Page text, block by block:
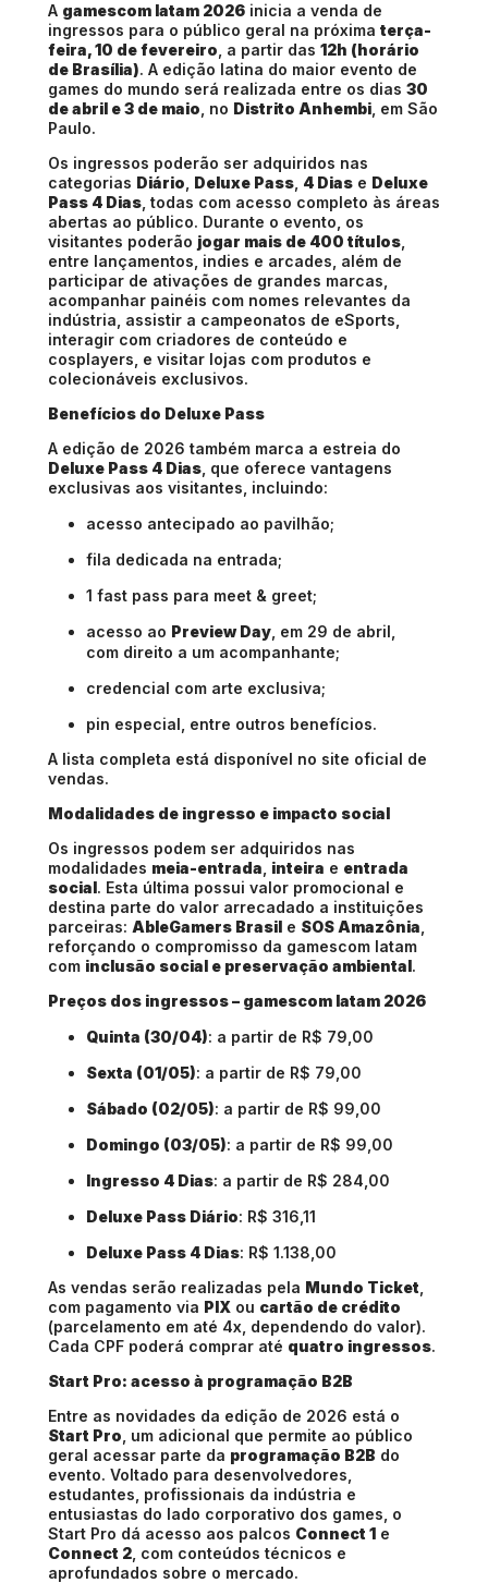
A gamescom latam 2026 inicia a venda de
ingressos para o público geral na próxima terça-
feira, 10 de fevereiro , a partir das 12h (horário
de Brasília). A edição latina do maior evento de
games do mundo será realizada entre os dias 30
de abril e 3 de maio , no Distrito Anhembi , em São
Paulo.
Os ingressos poderão ser adquiridos nas
categorias Diário Deluxe Pass 4 Dias e Deluxe
Pass 4 Dias , todas com acesso completo às áreas
abertas ao público. Durante o evento, os
visitantes poderão jogar mais de 400 títulos
entre lançamentos, indies e arcades, além de
participar de ativações de grandes marcas,
acompanhar painéis com nomes relevantes da
indústria, assistir a campeonatos de eSports,
interagir com criadores de conteúdo e
cosplayers, e visitar lojas com produtos e
colecionáveis exclusivos.
Benefícios do Deluxe Pass
A edição de 2026 também marca a estreia do
Deluxe Pass 4 Dias , que oferece vantagens
exclusivas aos visitantes, incluindo:
acesso antecipado ao pavilhão;
fila dedicada na entrada;
1 fast pass para meet & greet;
acesso ao Preview Day , em 29 de abril,
com direito a um acompanhante;
credencial com arte exclusiva;
pin especial, entre outros benefícios.
A lista completa está disponível no site oficial de
vendas.
Modalidades de ingresso e impacto social
Os ingressos podem ser adquiridos nas
modalidades meia-entrada inteira e entrada
social. Esta última possui valor promocional e
destina parte do valor arrecadado a instituições
parceiras: AbleGamers Brasil e SOS Amazônia
reforçando o compromisso da gamescom latam
com inclusão social e preservação ambiental.
Preços dos ingressos – gamescom latam 2026
Quinta (30/04): a partir de R$ 79,00
Sexta (01/05): a partir de R$ 79,00
Sábado (02/05): a partir de R$ 99,00
Domingo (03/05): a partir de R$ 99,00
Ingresso 4 Dias: a partir de R$ 284,00
Deluxe Pass Diário: R$ 316,11
Deluxe Pass 4 Dias: R$ 1.138,00
As vendas serão realizadas pela Mundo Ticket
com pagamento via PIX ou cartão de crédito
(parcelamento em até 4x, dependendo do valor).
Cada CPF poderá comprar até quatro ingressos.
Start Pro: acesso à programação B2B
Entre as novidades da edição de 2026 está o
Start Pro , um adicional que permite ao público
geral acessar parte da programação B2B do
evento. Voltado para desenvolvedores,
estudantes, profissionais da indústria e
entusiastas do lado corporativo dos games, o
Start Pro dá acesso aos palcos Connect 1 e
Connect 2 , com conteúdos técnicos e
aprofundados sobre o mercado.